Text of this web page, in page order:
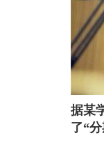
据某
了“